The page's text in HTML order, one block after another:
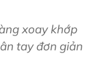
xoay khớp
tay đơn giản